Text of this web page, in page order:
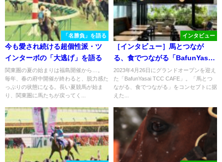
「名勝負」を語る
今も愛され続ける超個性派・ツ
インターボの「大逃げ」を語る
関東圏の夏の始まりは福島開催から…。
毎年、春の府中開催が終わると、脱力感た
っぷりの状態になる。長い夏競馬が始ま
り、関東圏に馬たちが戻ってく...
インタビュー
［インタビュー］馬とつなが
る、食でつながる「BafunYasai
TCC CAFE」。TCC Japan 山本
代表が語る、表参道からの引退
競走馬支援
2023年4月26日にグランドオープンを迎え
た「BafunYasai TCC CAFE」。「馬とつ
ながる、食でつながる」をコンセプトに据
えた...